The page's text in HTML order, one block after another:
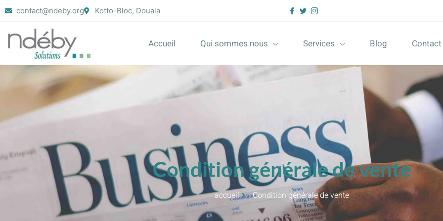
contact@ndeby.org Kotto-Bloc, Douala
Accueil Qui sommes nous Services Blog Contact
Condition générale de vente
accueil Condition générale de vente